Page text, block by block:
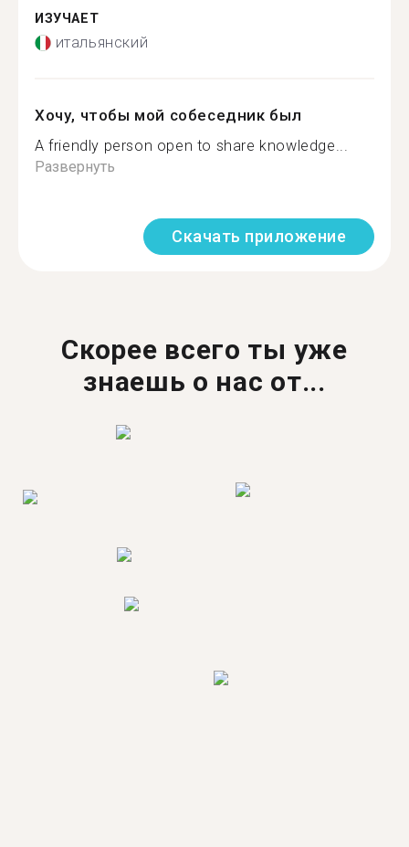
ИЗУЧАЕТ
итальянский
Хочу, чтобы мой собеседник был
A friendly person open to share knowledge...
Развернуть
Скачать приложение
Скорее всего ты уже
знаешь о нас от...